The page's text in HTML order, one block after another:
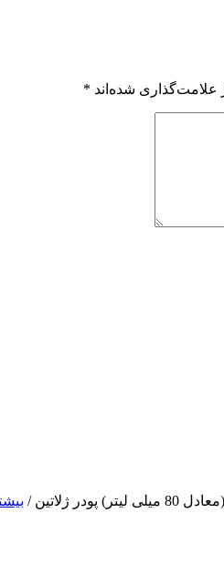
علامت‌گذاری شده‌اند *
ژلاتین /